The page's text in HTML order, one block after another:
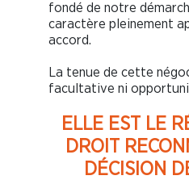
fondé de notre
caractère pleinement
accord.
La tenue de cette
facultative ni
ELLE EST LE
DROIT
DÉCISION